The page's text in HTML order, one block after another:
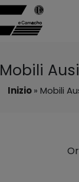
Mobili
Inizio» Mobili